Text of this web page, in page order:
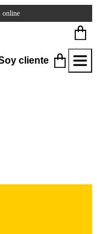
online
cliente